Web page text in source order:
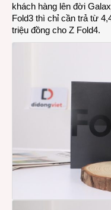
khách hàng lên đời
Fold3 thì chỉ cần trả từ
triệu đồng cho Z Fold4.